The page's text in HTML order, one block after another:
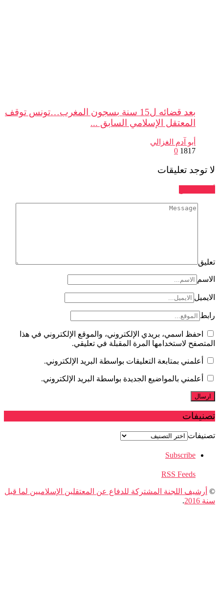
بعد قضائه ل15 سنة بسجون المغرب…تونس توقف
المعتقل الإسلامي السابق ...
أبو آدم الغزالي
1817
0
تعليقات
احفظ اسمي، بريدي الإلكتروني، والموقع الإلكتروني في هذا
لاستخدامها المرة المقبلة في تعليقي.
أعلمني بمتابعة التعليقات بواسطة البريد الإلكتروني.
أعلمني بالمواضيع الجديدة بواسطة البريد الإلكتروني.
Subscribe
RSS Feeds
اللجنة المشتركة للدفاع عن المعتقلين الإسلاميين لما قبل
.